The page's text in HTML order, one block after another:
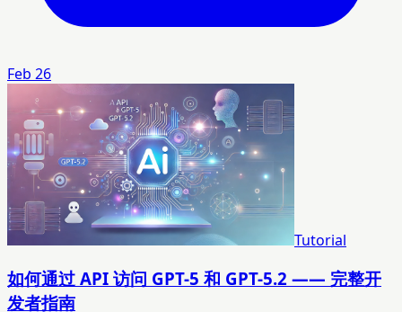
Feb 26
Tutorial
如何通过 API 访问 GPT-5 和 GPT-5.2 —— 完整开
发者指南